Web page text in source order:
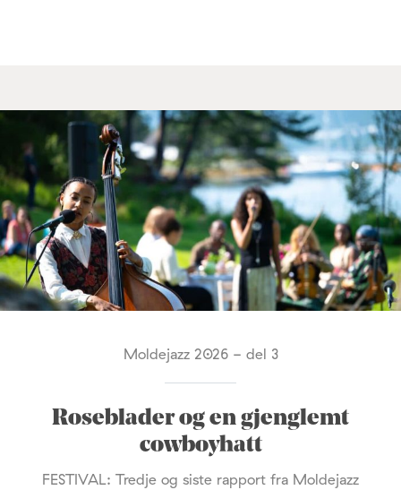
Moldejazz 2026 - del 3
Roseblader og en gjenglemt
cowboyhatt
FESTIVAL: Tredje og siste rapport fra Moldejazz